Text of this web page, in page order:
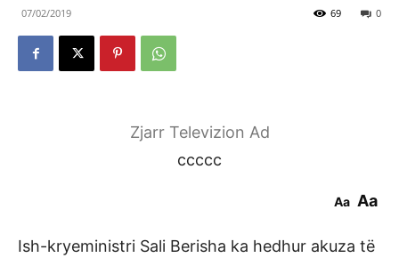
07/02/2019 0
69
Zjarr Televizion Ad
ccccc
Aa Aa
Ish-kryeministri Sali Berisha ka hedhur akuza të